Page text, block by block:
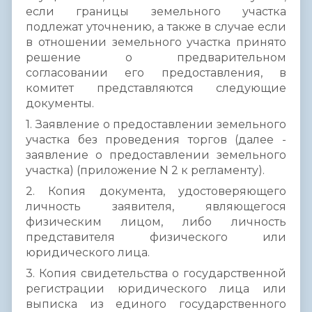
если границы земельного участка
подлежат уточнению, а также в случае если
в отношении земельного участка принято
решение о предварительном
согласовании его предоставления, в
комитет представляются следующие
документы.
1. Заявление о предоставлении земельного
участка без проведения торгов (далее -
заявление о предоставлении земельного
участка) (приложение N 2 к регламенту).
2. Копия документа, удостоверяющего
личность заявителя, являющегося
физическим лицом, либо личность
представителя физического или
юридического лица.
3. Копия свидетельства о государственной
регистрации юридического лица или
выписка из единого государственного